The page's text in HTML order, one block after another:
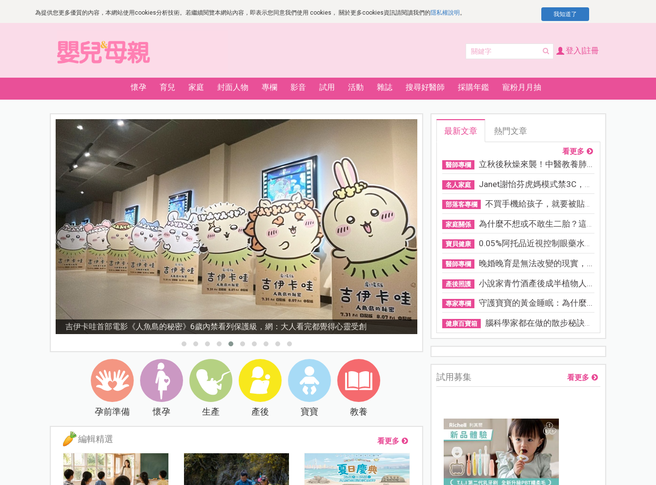
為提供您更多優質的內容，本網站使用cookies分析技術。若繼續閱覽本網站內容，即表示您同意我們使用 cookies， 關於更多cookies資訊請閱讀我們的隱私權說明 。 我知道了
登入|註冊
懷孕 育兒 家庭 封面人物 專欄 影音 試用 活動 雜誌 搜尋好醫師 採購年鑑 寵粉月月抽
資優教育15問！師鐸獎名師陳宥妤：資優教育的核心，不是成績而是讀懂孩子的心理準備度 熊本強震讓台灣人也揪心！無印良品店員發枕頭護頭、陪伴撤離
孕前準備 懷孕 生產 產後 寶寶 教養
編輯精選 看更多
最新文章 熱門文章
看更多
醫師專欄 立秋後秋燥來襲！中醫教養肺...
名人家庭 Janet謝怡芬虎媽模式禁3C，看...
部落客專欄 不買手機給孩子，就要被貼「...
家庭關係 為什麼不想或不敢生二胎？這8...
寶貝健康 0.05%阿托品近視控制眼藥水納...
醫師專欄 晚婚晚育是無法改變的現實，...
產後照護 小說家青竹酒產後成半植物人...
專家專欄 守護寶寶的黃金睡眠：為什麼...
健康百寶箱 腦科學家都在做的散步秘訣！...
試用募集 看更多